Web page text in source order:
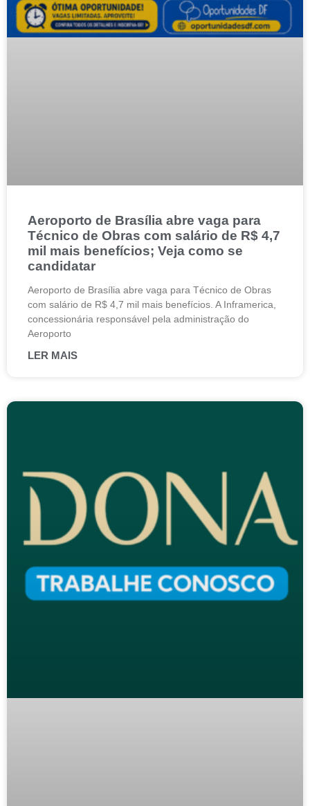
Aeroporto de Brasília abre vaga para
Técnico de Obras com salário de R$ 4,7
mil mais benefícios; Veja como se
candidatar
Aeroporto de Brasília abre vaga para Técnico de Obras
com salário de R$ 4,7 mil mais benefícios. A Inframerica,
concessionária responsável pela administração do
Aeroporto
LER MAIS